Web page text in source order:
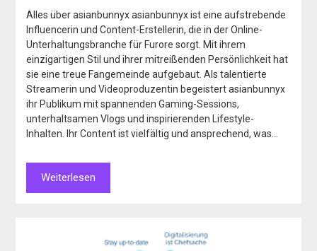
Alles über asianbunnyx asianbunnyx ist eine aufstrebende
Influencerin und Content-Erstellerin, die in der Online-
Unterhaltungsbranche für Furore sorgt. Mit ihrem
einzigartigen Stil und ihrer mitreißenden Persönlichkeit hat
sie eine treue Fangemeinde aufgebaut. Als talentierte
Streamerin und Videoproduzentin begeistert asianbunnyx
ihr Publikum mit spannenden Gaming-Sessions,
unterhaltsamen Vlogs und inspirierenden Lifestyle-
Inhalten. Ihr Content ist vielfältig und ansprechend, was…
Weiterlesen